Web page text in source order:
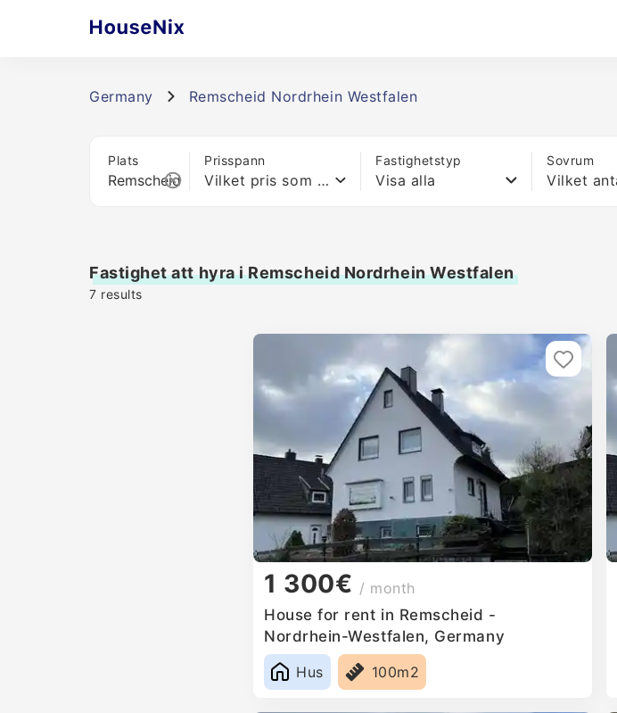
Germany Remscheid Nordrhein Westfalen
Plats Prisspann
Vilket pris som helst
Fastighetstyp
Visa alla
Sovrum
Fastighet att hyra i Remscheid Nordrhein Westfalen
7 results
1 300€ / month
House for rent in Remscheid -
Nordrhein-Westfalen, Germany
Hus
100m2